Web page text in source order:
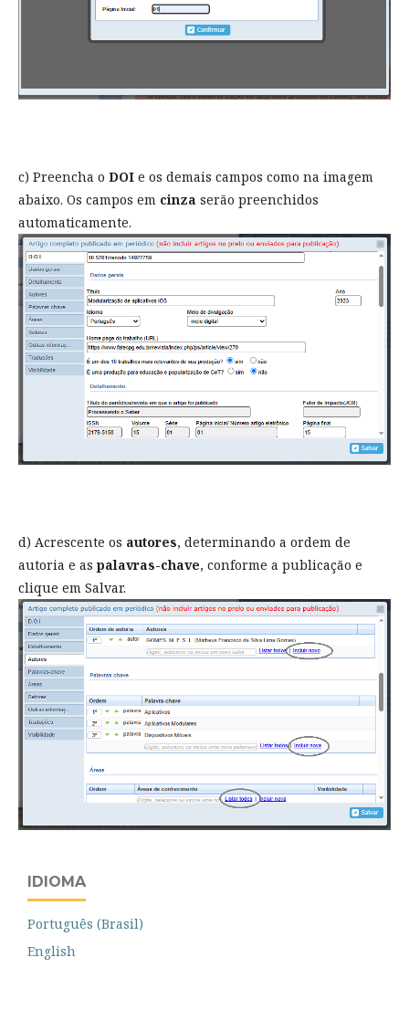
c) Preencha o DOI e os demais campos como na imagem
abaixo. Os campos em cinza serão preenchidos
automaticamente.
d) Acrescente os autores, determinando a ordem de
autoria e as palavras-chave, conforme a publicação e
clique em Salvar.
IDIOMA
Português (Brasil)
English